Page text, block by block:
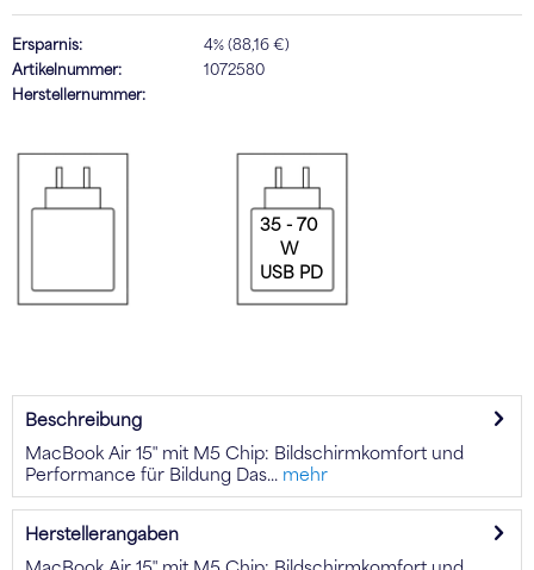
Ersparnis:
4% (88,16 €)
Artikelnummer:
1072580
Herstellernummer:
35 - 70
W
USB PD
Beschreibung
MacBook Air 15″ mit M5 Chip: Bildschirmkomfort und
Performance für Bildung Das...
mehr
Herstellerangaben